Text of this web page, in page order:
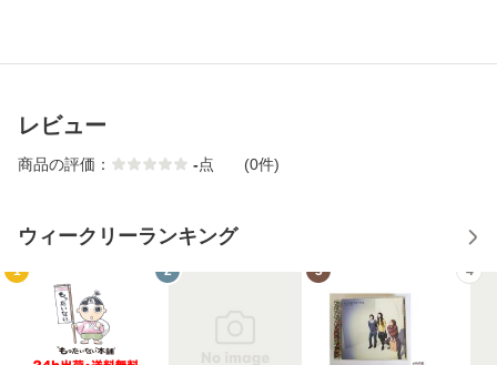
レビュー
商品の評価： -点 (0件)
ウィークリーランキング
1 2 3 4